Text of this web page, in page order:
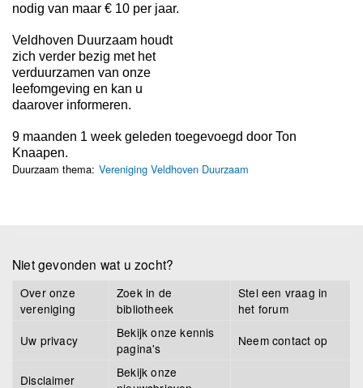
nodig van maar € 10 per jaar.
Veldhoven Duurzaam houdt
zich verder bezig met het
verduurzamen van onze
leefomgeving en kan u
daarover informeren.
9 maanden 1 week geleden toegevoegd door Ton
Knaapen.
Duurzaam thema: Vereniging Veldhoven Duurzaam
Niet gevonden wat u zocht?
Over onze
vereniging
Zoek in de
bibliotheek
Stel een vraag in
het forum
Uw privacy
Bekijk onze kennis
pagina's
Neem contact op
Disclaimer
Bekijk onze